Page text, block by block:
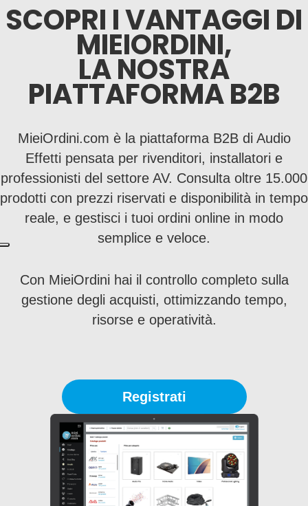
SCOPRI I VANTAGGI DI
MIEIORDINI,
LA NOSTRA
PIATTAFORMA B2B
MieiOrdini.com è la piattaforma B2B di Audio
Effetti pensata per rivenditori, installatori e
professionisti del settore AV. Consulta oltre 15.000
prodotti con prezzi riservati e disponibilità in tempo
reale, e gestisci i tuoi ordini online in modo
semplice e veloce.
Con MieiOrdini hai il controllo completo sulla
gestione degli acquisti, ottimizzando tempo,
risorse e operatività.
Registrati